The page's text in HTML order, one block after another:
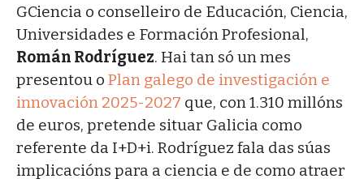
GCiencia o conselleiro de Educación, Ciencia,
Universidades e Formación Profesional,
Román Rodríguez. Hai tan só un mes
presentou o Plan galego de investigación e
innovación 2025-2027 que, con 1.310 millóns
de euros, pretende situar Galicia como
referente da I+D+i. Rodríguez fala das súas
implicacións para a ciencia e de como atraer